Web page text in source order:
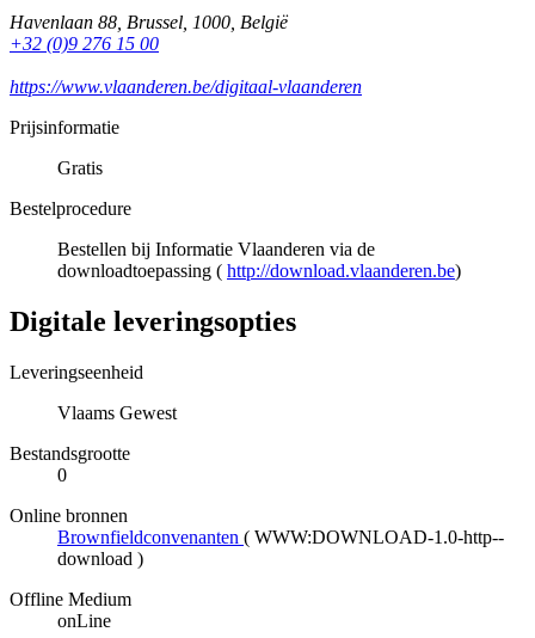
Havenlaan 88 Brussel 1000 België
+32 (0)9 276 15 00
https://www.vlaanderen.be/digitaal-vlaanderen
Prijsinformatie
Gratis
Bestelprocedure
Bestellen bij Informatie Vlaanderen via de
downloadtoepassing ( http://download.vlaanderen.be)
Digitale leveringsopties
Leveringseenheid
Vlaams Gewest
Bestandsgrootte
0
Online bronnen
Brownfieldconvenanten ( WWW:DOWNLOAD-1.0-http--
download )
Offline Medium
onLine